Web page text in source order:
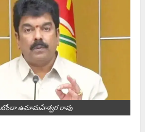
బోండా ఉమామహేశ్వర రావు